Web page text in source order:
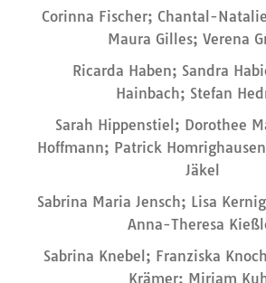
Corinna Fischer; Chantal-
Maura Gilles; Verena
Ricarda Haben; Sandra
Hainbach; Stefan
Sarah Hippenstiel; Dorothee
Hoffmann; Patrick
Jäkel
Sabrina Maria Jensch; Lisa
Anna-Theresa
Sabrina Knebel; Franziska
Krämer; Miriam